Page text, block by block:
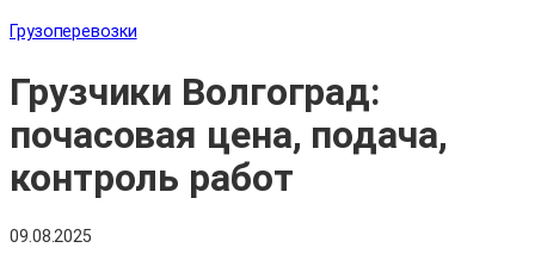
Грузоперевозки
Грузчики Волгоград:
почасовая цена, подача,
контроль работ
09.08.2025